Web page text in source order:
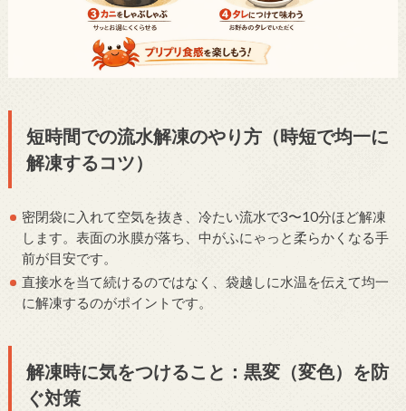
短時間での流水解凍のやり方（時短で均一に
解凍するコツ）
密閉袋に入れて空気を抜き、冷たい流水で3〜10分ほど解凍
します。表面の氷膜が落ち、中がふにゃっと柔らかくなる手
前が目安です。
直接水を当て続けるのではなく、袋越しに水温を伝えて均一
に解凍するのがポイントです。
解凍時に気をつけること：黒変（変色）を防
ぐ対策